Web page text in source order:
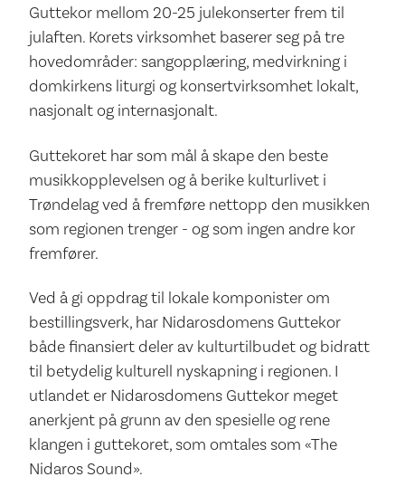
Guttekor mellom 20-25 julekonserter frem til
julaften. Korets virksomhet baserer seg på tre
hovedområder: sangopplæring, medvirkning i
domkirkens liturgi og konsertvirksomhet lokalt,
nasjonalt og internasjonalt.
Guttekoret har som mål å skape den beste
musikkopplevelsen og å berike kulturlivet i
Trøndelag ved å fremføre nettopp den musikken
som regionen trenger - og som ingen andre kor
fremfører.
Ved å gi oppdrag til lokale komponister om
bestillingsverk, har Nidarosdomens Guttekor
både finansiert deler av kulturtilbudet og bidratt
til betydelig kulturell nyskapning i regionen. I
utlandet er Nidarosdomens Guttekor meget
anerkjent på grunn av den spesielle og rene
klangen i guttekoret, som omtales som «The
Nidaros Sound».